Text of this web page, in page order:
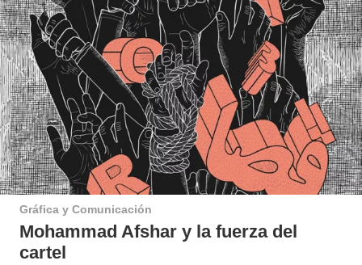
Gráfica y Comunicación
Mohammad Afshar y la fuerza del
cartel